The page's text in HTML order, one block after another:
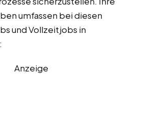
umfassen bei diesen
und Vollzeitjobs in
Anzeige